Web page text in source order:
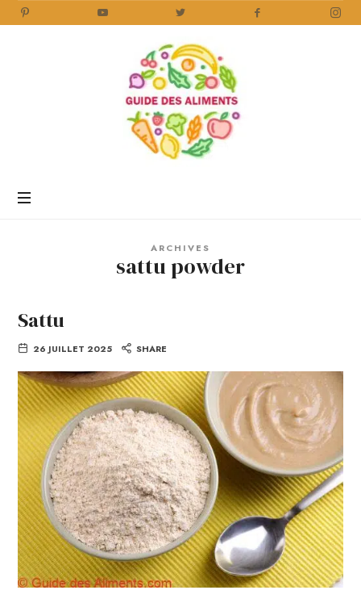
Aliments
ARCHIVES
sattu powder
Sattu
26 JUILLET 2025 SHARE